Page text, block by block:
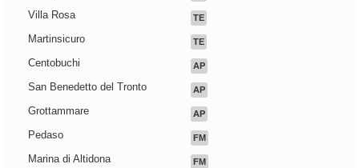
Villa Rosa TE
Martinsicuro TE
Centobuchi AP
San Benedetto del Tronto AP
Grottammare AP
Pedaso FM
Marina di Altidona FM